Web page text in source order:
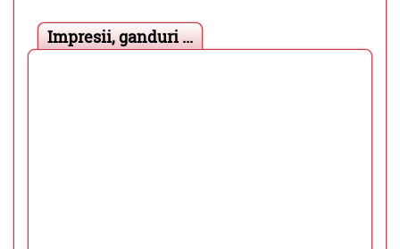
Impresii, ganduri ...